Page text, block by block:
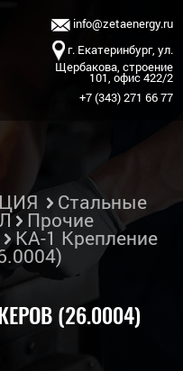
info@zetaenergy.ru
г. Екатеринбург, ул.
Щербакова, строение
101, офис 422/2
+7 (343) 271 66 77
Стальные
Прочие
КА-1 Крепление
(26.0004)